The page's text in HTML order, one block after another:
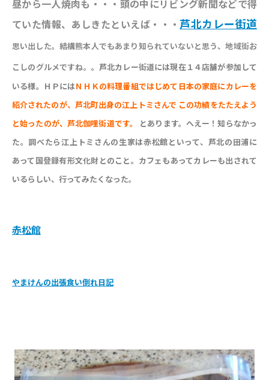
昼から一人焼肉も・・・頭の中にリビング新聞などで得
ていた情報、あしきたといえば・・・ 芦北カレー街道
思い出した。結構熊本人でもあまり知られていないと思う、地域街お
こしのグルメですね。 。芦北カレー街道には現在１４店舗が参加して
いる様。ＨＰにはＮＨＫの料理番組ではじめて日本の家庭にカレーを
紹介されたのが、芦北町出身の江上トミさんで この功績をたたえよう
と始ったのが、芦北伽哩街道です。 とあります。へえー！知らなかっ
た。調べたら江上トミさんの生家は赤松館といって、芦北の田浦に
あって国登録有形文化財とのこと。カフェもあってカレーも出されて
いるらしい、行ってみたくなった。
赤松館
やまけんの出張食い倒れ日記